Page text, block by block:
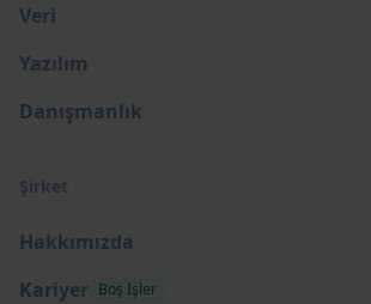
Veri
Yazılım
Danışmanlık
Şirket
Hakkımızda
Kariyer Boş İşler